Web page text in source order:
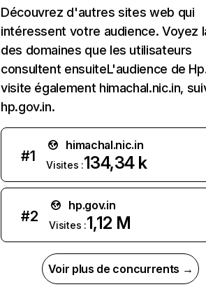
Découvrez d'autres sites web qui
intéressent votre audience. Voyez
des domaines que les utilisateurs
consultent ensuiteL'audience de
visite également himachal.nic.in,
hp.gov.in.
#1
himachal.nic.in
Visites :134,34 k
#2
hp.gov.in
Visites :1,12 M
Voir plus de concurrents →